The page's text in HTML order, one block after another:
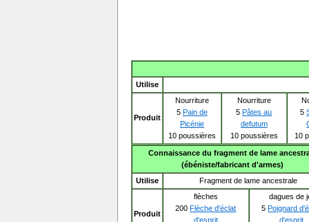
Utilise
Produit
Nourriture
5 Pain de
Picénie
10 poussières
Nourriture
5Pâtes au
defutum
10 poussières
5
10
Connaissance du fragment de lame
(ébéniste/fabricant d'armes)
Utilise
Fragment de lame ancestrale
Produit
flèches
200Flèche d'éclat
d'esprit
dagues de
5Poignard
d'esprit